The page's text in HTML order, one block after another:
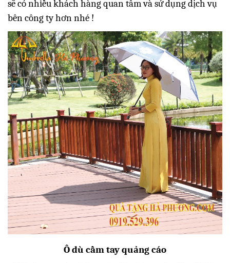
sẽ có nhiều khách hàng quan tâm và sử dụng dịch vụ
bên công ty hơn nhé !
Ô dù cầm tay quảng cáo